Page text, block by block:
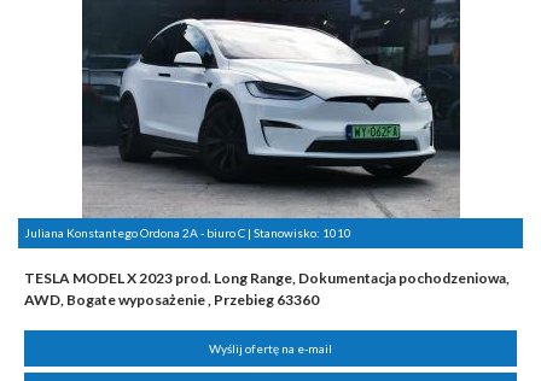
Juliana Konstantego Ordona 2A - biuro C | Stanowisko: 1010
TESLA MODEL X 2023 prod. Long Range, Dokumentacja pochodzeniowa,
AWD, Bogate wyposażenie , Przebieg 63360
Wyślij ofertę na e-mail